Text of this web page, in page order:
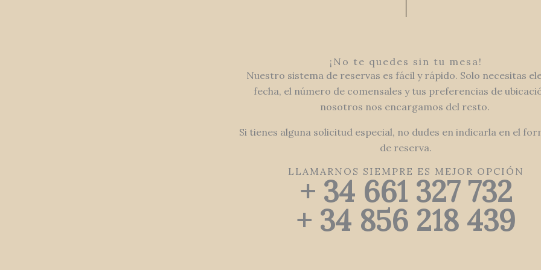
¡No te quedes sin tu mesa!
Nuestro sistema de reservas es fácil y rápido. Solo necesitas
fecha, el número de comensales y tus preferencias de
nosotros nos encargamos del resto.
Si tienes alguna solicitud especial, no dudes en indicarla en el
de reserva.
LLAMARNOS SIEMPRE ES MEJOR OPCIÓN
+ 34 661 327 732
+ 34 856 218 439